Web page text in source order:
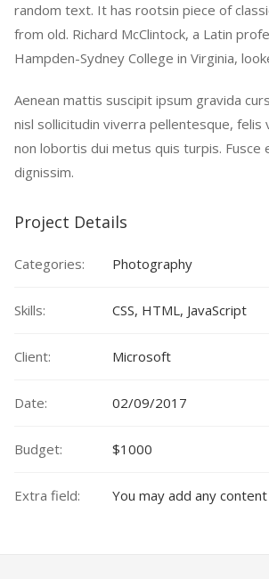
random text. It has rootsin piece of
from old. Richard McClintock, a Latin
Hampden-Sydney College in Virginia,
Aenean mattis suscipit ipsum gravida
nisl sollicitudin viverra pellentesque, felis
non lobortis dui metus quis turpis. Fusce
dignissim.
Project Details
Categories: Photography
Skills: CSS, HTML, JavaScript
Client: Microsoft
Date: 02/09/2017
Budget: $1000
Extra field: You may add any